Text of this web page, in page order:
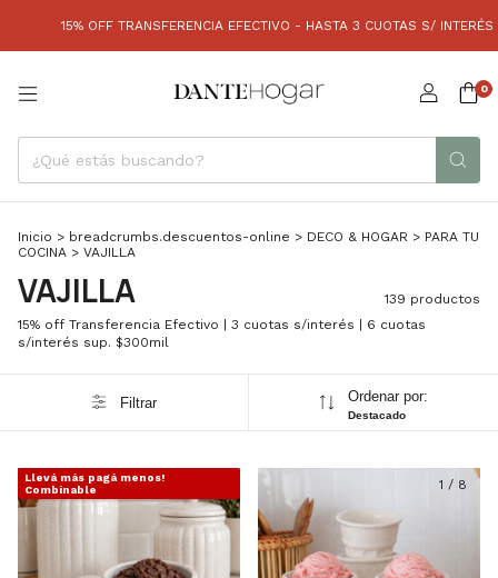
EFECTIVO - HASTA 3 CUOTAS S/ INTERÉS (SIN MÍNIMO) | 6
0
Inicio > breadcrumbs.descuentos-online > DECO & HOGAR > PARA TU
COCINA > VAJILLA
VAJILLA
139 productos
15% off Transferencia Efectivo | 3 cuotas s/interés | 6 cuotas
s/interés sup. $300mil
Filtrar Ordenar por:
Destacado
Llevá más pagá menos!
Combinable
1 / 8